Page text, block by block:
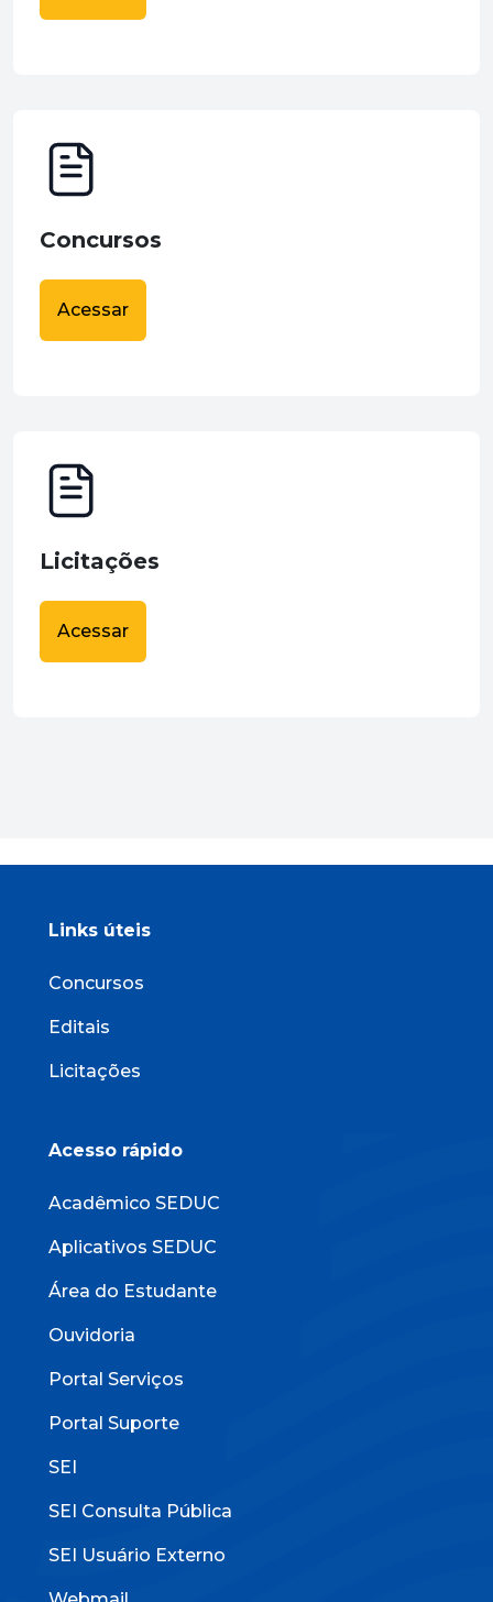
Concursos
Acessar
Licitações
Acessar
Links úteis
Concursos
Editais
Licitações
Acesso rápido
Acadêmico SEDUC
Aplicativos SEDUC
Área do Estudante
Ouvidoria
Portal Serviços
Portal Suporte
SEI
SEI Consulta Pública
SEI Usuário Externo